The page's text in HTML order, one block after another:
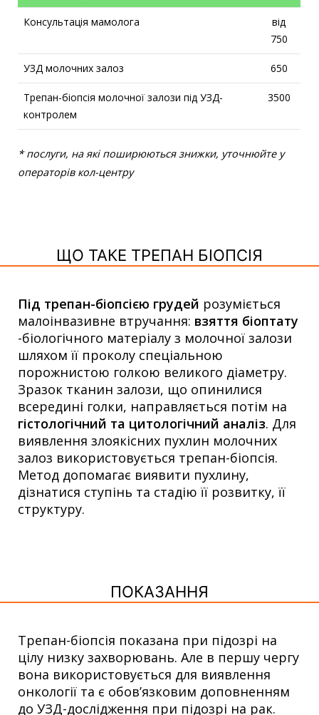
Консультація мамолога
від
750
УЗД молочних залоз 650
Трепан-біопсія молочної залози під УЗД-
контролем
3500
* послуги, на які поширюються знижки, уточнюйте у
операторів кол-центру
ЩО ТАКЕ ТРЕПАН БІОПСІЯ
Під трепан-біопсією грудей розуміється
малоінвазивне втручання: взяття біоптату
-біологічного матеріалу з молочної залози
шляхом її проколу спеціальною
порожнистою голкою великого діаметру.
Зразок тканин залози, що опинилися
всередині голки, направляється потім на
гістологічний та цитологічний аналіз. Для
виявлення злоякісних пухлин молочних
залоз використовується трепан-біопсія.
Метод допомагає виявити пухлину,
дізнатися ступінь та стадію її розвитку, її
структуру.
ПОКАЗАННЯ
Трепан-біопсія показана при підозрі на
цілу низку захворювань. Але в першу чергу
вона використовується для виявлення
онкології та є обов’язковим доповненням
до УЗД-дослідження при підозрі на рак.